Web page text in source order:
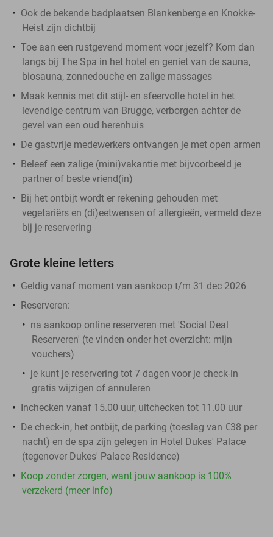
Ook de bekende badplaatsen Blankenberge en Knokke-
Heist zijn dichtbij
Toe aan een rustgevend moment voor jezelf? Kom dan
langs bij The Spa in het hotel en geniet van de sauna,
biosauna, zonnedouche en zalige massages
Maak kennis met dit stijl- en sfeervolle hotel in het
levendige centrum van Brugge, verborgen achter de
gevel van een oud herenhuis
De gastvrije medewerkers ontvangen je met open armen
Beleef een zalige (mini)vakantie met bijvoorbeeld je
partner of beste vriend(in)
Bij het ontbijt wordt er rekening gehouden met
vegetariërs en (di)eetwensen of allergieën, vermeld deze
bij je reservering
Grote kleine letters
Geldig vanaf moment van aankoop t/m 31 dec 2026
Reserveren:
na aankoop online reserveren met 'Social Deal
Reserveren' (te vinden onder het overzicht: mijn
vouchers)
je kunt je reservering tot 7 dagen voor je check-in
gratis wijzigen of annuleren
Inchecken vanaf 15.00 uur, uitchecken tot 11.00 uur
De check-in, het ontbijt, de parking (toeslag van €38 per
nacht) en de spa zijn gelegen in Hotel Dukes' Palace
(tegenover Dukes' Palace Residence)
Koop zonder zorgen, want jouw aankoop is 100%
verzekerd (meer info)